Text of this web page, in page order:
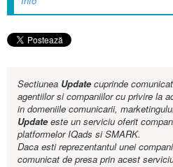
Sectiunea Updatecuprinde
agentiilor si companiilor cu privire la
in domeniile comunicarii,
Updateeste un serviciu oferit
platformelor IQads si SMARK.
Daca esti reprezentantul unei
comunicat de presa prin acest